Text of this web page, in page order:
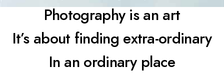
Photography is an art
It’s about finding extra-ordinary
In an ordinary place